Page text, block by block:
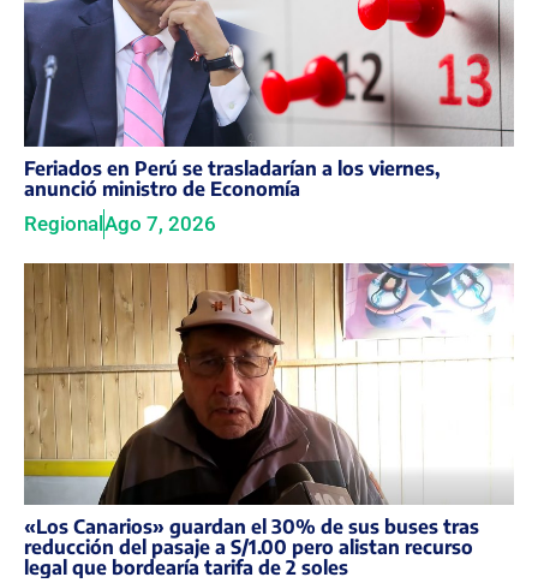
Feriados en Perú se trasladarían a los viernes,
anunció ministro de Economía
Regional Ago 7, 2026
«Los Canarios» guardan el 30% de sus buses tras
reducción del pasaje a S/1.00 pero alistan recurso
legal que bordearía tarifa de 2 soles